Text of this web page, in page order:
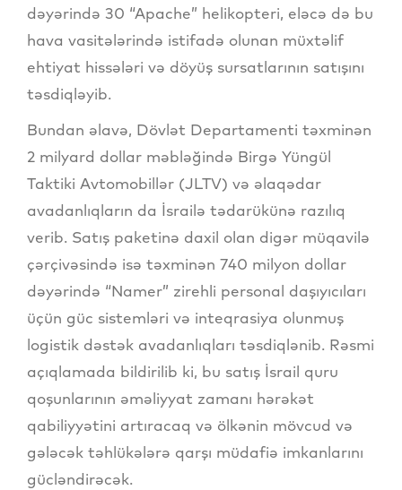
dəyərində 30 “Apache” helikopteri, eləcə də bu
hava vasitələrində istifadə olunan müxtəlif
ehtiyat hissələri və döyüş sursatlarının satışını
təsdiqləyib.
Bundan əlavə, Dövlət Departamenti təxminən
2 milyard dollar məbləğində Birgə Yüngül
Taktiki Avtomobillər (JLTV) və əlaqədar
avadanlıqların da İsrailə tədarükünə razılıq
verib. Satış paketinə daxil olan digər müqavilə
çərçivəsində isə təxminən 740 milyon dollar
dəyərində “Namer” zirehli personal daşıyıcıları
üçün güc sistemləri və inteqrasiya olunmuş
logistik dəstək avadanlıqları təsdiqlənib. Rəsmi
açıqlamada bildirilib ki, bu satış İsrail quru
qoşunlarının əməliyyat zamanı hərəkət
qabiliyyətini artıracaq və ölkənin mövcud və
gələcək təhlükələrə qarşı müdafiə imkanlarını
gücləndirəcək.